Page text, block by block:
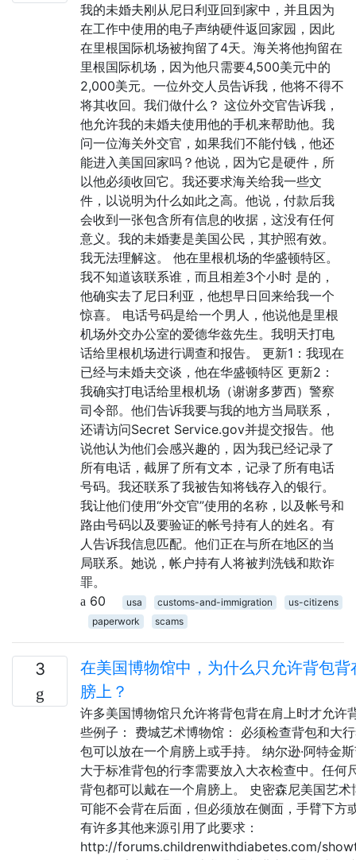
我的未婚夫刚从尼日利亚回到家中，并且因为
在工作中使用的电子声纳硬件返回家园，因此
在里根国际机场被拘留了4天。海关将他拘留在
里根国际机场，因为他只需要4,500美元中的
2,000美元。一位外交人员告诉我，他将不得不
将其收回。我们做什么？ 这位外交官告诉我，
他允许我的未婚夫使用他的手机来帮助他。我
问一位海关外交官，如果我们不能付钱，他还
能进入美国回家吗？他说，因为它是硬件，所
以他必须收回它。我还要求海关给我一些文
件，以说明为什么如此之高。他说，付款后我
会收到一张包含所有信息的收据，这没有任何
意义。我的未婚妻是美国公民，其护照有效。
我无法理解这。 他在里根机场的华盛顿特区。
我不知道该联系谁，而且相差3个小时 是的，
他确实去了尼日利亚，他想早日回来给我一个
惊喜。 电话号码是给一个男人，他说他是里根
机场外交办公室的爱德华兹先生。我明天打电
话给里根机场进行调查和报告。 更新1：我现在
已经与未婚夫交谈，他在华盛顿特区 更新2：
我确实打电话给里根机场（谢谢多萝西）警察
司令部。他们告诉我要与我的地方当局联系，
还请访问Secret Service.gov并提交报告。他
说他认为他们会感兴趣的，因为我已经记录了
所有电话，截屏了所有文本，记录了所有电话
号码。我还联系了我被告知将钱存入的银行。
我让他们使用“外交官”使用的名称，以及帐号和
路由号码以及要验证的帐号持有人的姓名。有
人告诉我信息匹配。他们正在与所在地区的当
局联系。她说，帐户持有人将被判洗钱和欺诈
罪。
60
usa customs-and-immigration
us-citizens
paperwork
scams
3
在美国博物馆中，为什么只允许背包背
膀上？
许多美国博物馆只允许将背包背在肩上时才允许
些例子： 费城艺术博物馆： 必须检查背包和大
包可以放在一个肩膀上或手持。 纳尔逊·阿特金
大于标准背包的行李需要放入大衣检查中。任何
背包都可以戴在一个肩膀上。 史密森尼美国艺术
可能不会背在后面，但必须放在侧面，手臂下方
有许多其他来源引用了此要求：
http://forums.childrenwithdiabetes.com/